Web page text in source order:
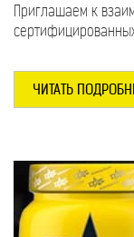
Приглашаем к
ЧИТАТЬ